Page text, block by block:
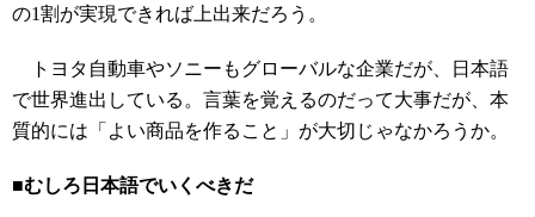
の1割が実現できれば上出来だろう。
トヨタ自動車やソニーもグローバルな企業だが、日本語
で世界進出している。言葉を覚えるのだって大事だが、本
質的には「よい商品を作ること」が大切じゃなかろうか。
■むしろ日本語でいくべきだ